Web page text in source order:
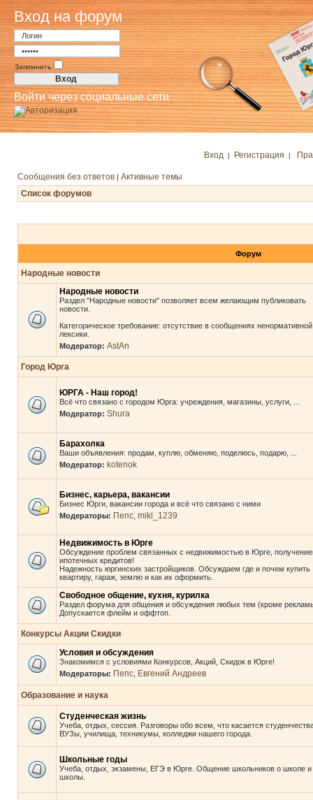
Вход на форум
Запомнить
Войти через социальные сети
Вход | Регистрация |
Сообщения без ответов | Активные темы
Список форумов
Форум
Народные новости
Народные новости
Раздел "Народные новости" позволяет всем желающим публиковать
новости.
Категорическое требование: отсутствие в сообщениях ненормативной
лексики.
Модератор: AstAn
Город Юрга
ЮРГА - Наш город!
Всё что связано с городом Юрга: учреждения, магазины, услуги, ...
Модератор: Shura
Барахолка
Ваши объявления: продам, куплю, обменяю, поделюсь, подарю, ...
Модератор: kotenok
Бизнес, карьера, вакансии
Бизнес Юрги, вакансии города и всё что связано с ними
Модераторы: Пепс mikl_1239
Недвижимость в Юрге
Обсуждение проблем связанных с недвижимостью в Юрге,
ипотечных кредитов!
Надежность юргинских застройщиков. Обсуждаем где и почем купить
квартиру, гараж, землю и как их оформить.
Свободное общение, кухня, курилка
Раздел форума для общения и обсуждения любых тем (кроме
Допускается флейм и оффтоп.
Конкурсы Акции Скидки
Условия и обсуждения
Знакомимся с условиями Конкурсов, Акций, Скидок в Юрге!
Модераторы: Пепс Евгений Андреев
Образование и наука
Студенческая жизнь
Учеба, отдых, сессия. Разговоры обо всем, что касается
ВУЗы, училища, техникумы, колледжи нашего города.
Школьные годы
Учеба, отдых, экзамены, ЕГЭ в Юрге. Общение школьников о школе и
школы.